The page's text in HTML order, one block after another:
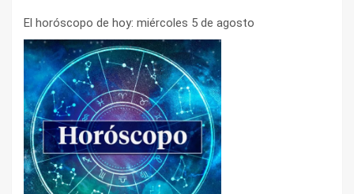
El horóscopo de hoy: miércoles 5 de agosto